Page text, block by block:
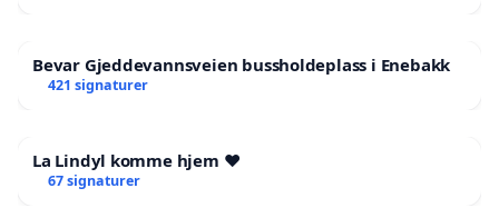
Bevar Gjeddevannsveien bussholdeplass i Enebakk
421 signaturer
La Lindyl komme hjem ❤️
67 signaturer